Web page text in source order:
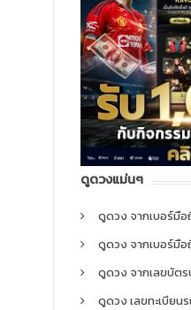
ดูดวงแม่นๆ
ดูดวง จากเบอร์มือ
ดูดวง จากเบอร์มื
ดูดวง จากเลขบัตร
ดูดวง เลขทะเบียน